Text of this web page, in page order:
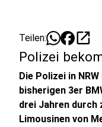
Teilen: open_in_new
Polizei
Die Polizei in
bisherigen 3er
drei Jahren durch
Limousinen von